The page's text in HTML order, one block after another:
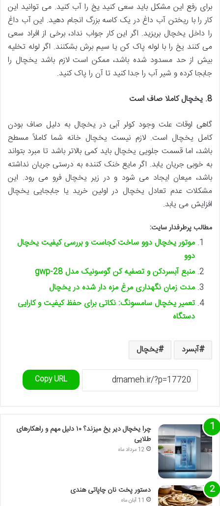
برای رفع این مشکل باید سعی کنید یخ را آب کنید. می توانید این
کار را با ریختن آب داغ در یک کاسه بزرگ انجام دهید. این آب داغ
را داخل یخچال بریزید. اگر این کار جواب نداد، برخی از افراد سعی
می کنند یخ را با لوله پاک کن یا سیم برش بشکنند. اگر لوله تخلیه
بیش از حد مسدود شده باشد، ممکن است لازم باشد یخچال را
جابجا کرده و شیر آب را جدا کنید تا آن را پاک کنید.
8. یخچال کاملا صاف است
گاهی اوقات علت وجود کولر آبی در یخچال به دلیل صاف بودن
کامل یخچال است. لازم نیست یخچال خانه شما کاملاً مسطح
باشد، اما قسمت جلویی یخچال باید کمی بالاتر باشد تا مبرد بتواند
به خوبی جریان یابد. اگر مایع خنک کننده به درستی جریان نداشته
باشد، میعان ایجاد می شود و در زیر یخچال فرو می رود. این
مشکلات عدم تعادل یخچال در اولین خرید یا جابجایی یخچال
افزایش می یابد.
مطالب پرطرفدار سایت:
موتور یخچال دوو ساخت کجاست و بررسی کیفیت یخچال
دوو
منبع آبسردکن و تصفیه کن گوسونیک مدل gwp-28
مدت زمان نگهداری مرغ مزه دار شده در یخچال
تعمیر یخچال سامسونگ: نکاتی برای حفظ کیفیت و کارایی
دستگاه
آبسرد یخچال
Copy URL
چرا یخچال دیر یخ میزند؟ ۱۰ دلیل مهم و راهکارهای
طلایی
12 مرداد ماه
دستور پخت نان چاپاتی هندی
11 آبان ماه